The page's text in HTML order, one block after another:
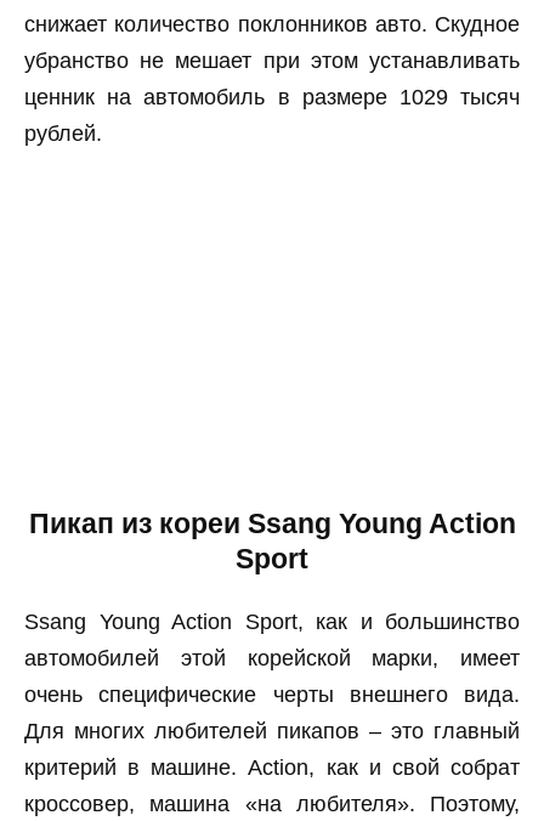
снижает количество поклонников авто. Скудное
убранство не мешает при этом устанавливать
ценник на автомобиль в размере 1029 тысяч
рублей.
Пикап из кореи Ssang Young Action
Sport
Ssang Young Action Sport, как и большинство
автомобилей этой корейской марки, имеет
очень специфические черты внешнего вида.
Для многих любителей пикапов – это главный
критерий в машине. Action, как и свой собрат
кроссовер, машина «на любителя». Поэтому,